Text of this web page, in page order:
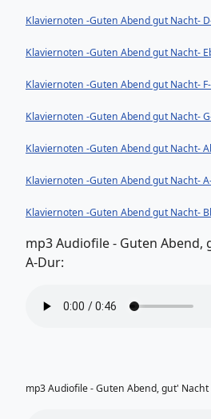
Klaviernoten -Guten Abend gut Nacht-
Klaviernoten -Guten Abend gut Nacht-
Klaviernoten -Guten Abend gut Nacht-
Klaviernoten -Guten Abend gut Nacht-
Klaviernoten -Guten Abend gut Nacht-
Klaviernoten -Guten Abend gut Nacht-
Klaviernoten -Guten Abend gut Nacht-
mp3 Audiofile - Guten Abend,
A-Dur:
mp3 Audiofile - Guten Abend, gut'